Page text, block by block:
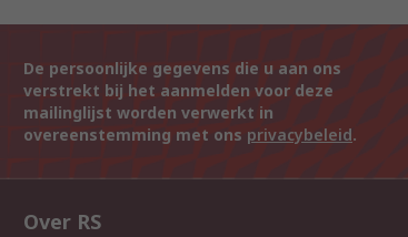
De persoonlijke gegevens die u aan ons
verstrekt bij het aanmelden voor deze
mailinglijst worden verwerkt in
overeenstemming met ons privacybeleid.
Over RS